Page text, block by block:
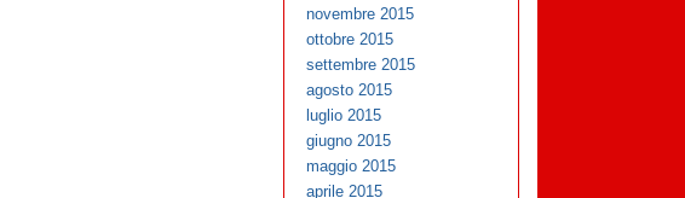
novembre 2015
ottobre 2015
settembre 2015
agosto 2015
luglio 2015
giugno 2015
maggio 2015
aprile 2015